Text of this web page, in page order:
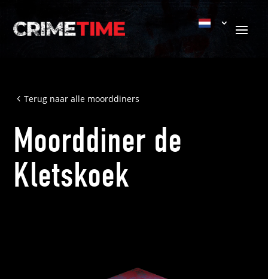
Terug naar alle moorddiners
Moorddiner de
Kletskoek